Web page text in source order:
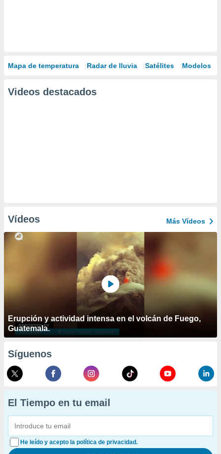
Mapa de temperatura Radar de lluvia Satélites Modelos
Videos destacados
Vídeos Más Vídeos
Erupción y actividad intensa en el volcán de Fuego,
Guatemala.
Síguenos
El Tiempo en tu email
He leído y acepto la política de privacidad.